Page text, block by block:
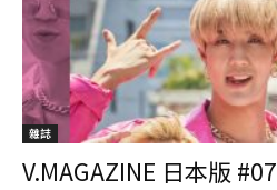
雜誌
V.MAGAZINE 日本版 #07